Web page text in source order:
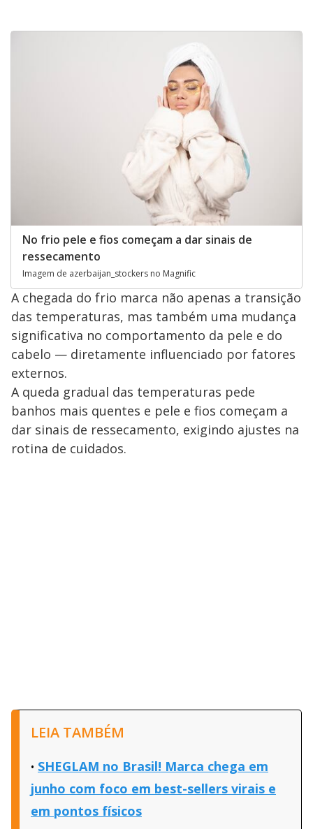
No frio pele e fios começam a dar sinais de
ressecamento
Imagem de azerbaijan_stockers no Magnific
A chegada do frio marca não apenas a transição
das temperaturas, mas também uma mudança
significativa no comportamento da pele e do
cabelo — diretamente influenciado por fatores
externos.
A queda gradual das temperaturas pede
banhos mais quentes e pele e fios começam a
dar sinais de ressecamento, exigindo ajustes na
rotina de cuidados.
LEIA TAMBÉM
SHEGLAM no Brasil! Marca chega em
junho com foco em best-sellers virais e
em pontos físicos